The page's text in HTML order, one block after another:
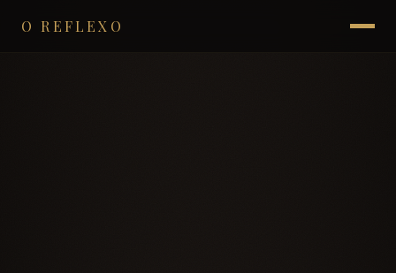
O REFLEXO